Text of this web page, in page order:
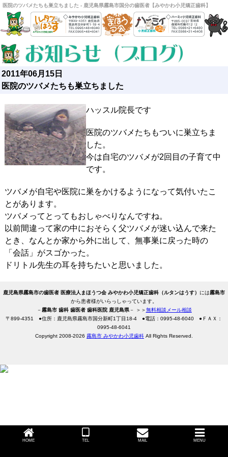
医院のツバメたちも巣立ちました - 鹿児島県霧島市国分の歯医者【みやかわ小児矯正歯科】
2011年06月15日
医院のツバメたちも巣立ちました
ハッスル院長です
医院のツバメたちもついに巣立ちま
した。
今は自宅のツバメが2回目の子育て中
です。
ツバメが自宅や医院に巣をかけるようになって気付いたこ
とがあります。
ツバメってとってもおしゃべりなんですね。
以前間違って家の中におそらく父ツバメが迷い込んで来た
とき、なんとか家から外に出して、無事巣に戻った時の
「会話」がスゴかった。
ドリトル先生の耳を持ちたいと思いました。
鹿児島県霧島市の歯医者 医療法人まほうつ会 みやかわ小児矯正歯科（ルタンはうす） には霧島市
から患者様がいらっしゃっています。
－霧島市 歯科 歯医者 歯科医院 鹿児島県－ ＞＞無料相談メール相談
〒 899-4351 ●住所：鹿児島県霧島市国分新町1丁目18-4 ●電話： 0995-48-6040 ●ＦＡＸ：
0995-48-6041
Copyright 2008-2026 霧島市 みやかわ小児歯科 All Rights Reserved.
HOME TEL MAIL MENU